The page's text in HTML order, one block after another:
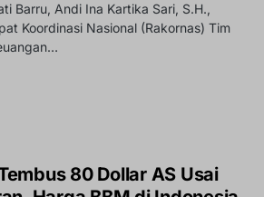
Barru, Andi Ina Kartika Sari, S.H.,
Koordinasi Nasional (Rakornas) Tim
80 Dollar AS Usai